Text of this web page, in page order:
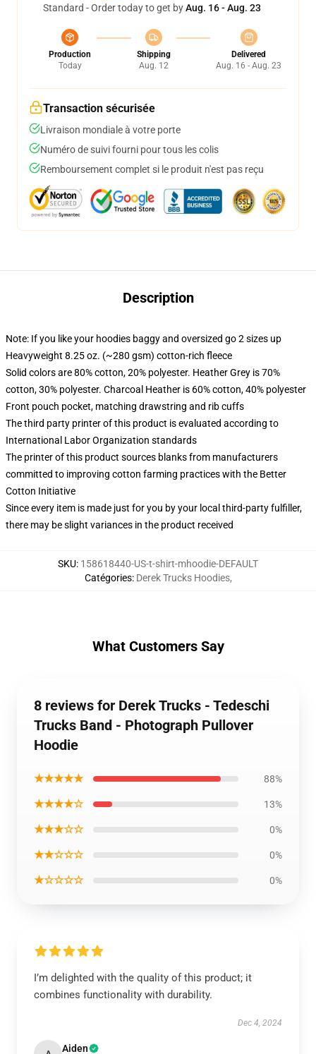
Standard - Order today to get byAug. 16 - Aug. 23
Production
Today
Shipping
Aug. 12
Delivered
Aug. 16 - Aug. 23
Transaction sécurisée
Livraison mondiale à votre porte
Numéro de suivi fourni pour tous les colis
Remboursement complet si le produit n'est pas reçu
Description
Note: If you like your hoodies baggy and oversized go 2 sizes up
Heavyweight 8.25 oz. (~280 gsm) cotton-rich fleece
Solid colors are 80% cotton, 20% polyester. Heather Grey is 70%
cotton, 30% polyester. Charcoal Heather is 60% cotton, 40% polyester
Front pouch pocket, matching drawstring and rib cuffs
The third party printer of this product is evaluated according to
International Labor Organization standards
The printer of this product sources blanks from manufacturers
committed to improving cotton farming practices with the Better
Cotton Initiative
Since every item is made just for you by your local third-party fulfiller,
there may be slight variances in the product received
SKU: 158618440-US-t-shirt-mhoodie-DEFAULT
Catégories: Derek Trucks Hoodies,
What Customers Say
8 reviews for Derek Trucks - Tedeschi
Trucks Band - Photograph Pullover
Hoodie
★★★★★ 88%
★★★★☆ 13%
★★★☆☆ 0%
★★☆☆☆ 0%
★☆☆☆☆ 0%
I’m delighted with the quality of this product; it
combines functionality with durability.
Dec 4, 2024
Aiden